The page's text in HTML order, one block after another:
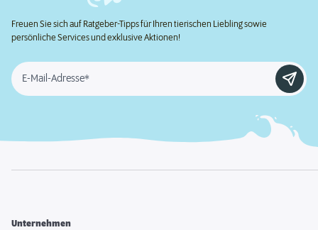
Freuen Sie sich auf Ratgeber-Tipps für Ihren tierischen Liebling sowie
persönliche Services und exklusive Aktionen!
E-Mail-Adresse*
Unternehmen